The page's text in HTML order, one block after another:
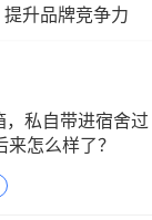
升品牌竞争力
私自带进宿舍过
怎么样了？